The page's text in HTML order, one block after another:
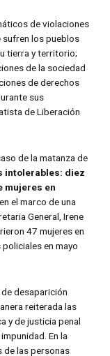
de violaciones
sufren los pueblos
tierra y territorio;
de la sociedad
de derechos
sus
de Liberación
de la matanza de
intolerables: diez
mujeres en
el marco de una
General, Irene
47 mujeres en
en mayo
desaparición
reiterada las
y de justicia penal
En la
de las personas